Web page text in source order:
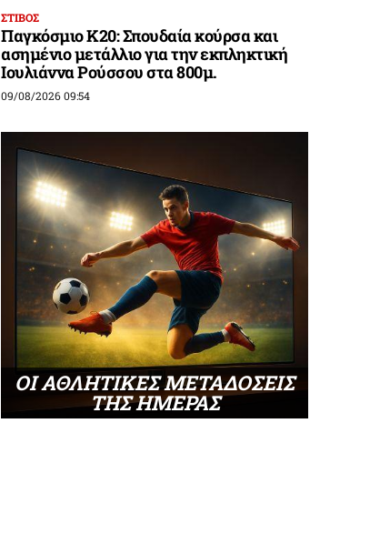
ΣΤΙΒΟΣ
Παγκόσμιο Κ20: Σπουδαία κούρσα και
ασημένιο μετάλλιο για την εκπληκτική
Ιουλιάννα Ρούσσου στα 800μ.
09/08/2026 09:54
ΟΙ ΑΘΛΗΤΙΚΕΣ ΜΕΤΑΔΟΣΕΙΣ
ΤΗΣ ΗΜΕΡΑΣ